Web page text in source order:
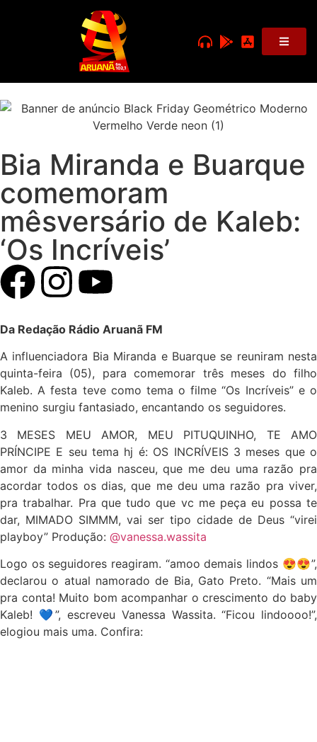
Bia Miranda e Buarque
comemoram
mêsversário de Kaleb:
‘Os Incríveis’
Da Redação Rádio Aruanã FM
A influenciadora Bia Miranda e Buarque se reuniram nesta
quinta-feira (05), para comemorar três meses do filho
Kaleb. A festa teve como tema o filme “Os Incríveis” e o
menino surgiu fantasiado, encantando os seguidores.
3 MESES MEU AMOR, MEU PITUQUINHO, TE AMO
PRÍNCIPE E seu tema hj é: OS INCRÍVEIS 3 meses que o
amor da minha vida nasceu, que me deu uma razão pra
acordar todos os dias, que me deu uma razão pra viver,
pra trabalhar. Pra que tudo que vc me peça eu possa te
dar, MIMADO SIMMM, vai ser tipo cidade de Deus “virei
playboy” Produção: @vanessa.wassita
Logo os seguidores reagiram. “amoo demais lindos 😍😍”,
declarou o atual namorado de Bia, Gato Preto. “Mais um
pra conta! Muito bom acompanhar o crescimento do baby
Kaleb! 💙”, escreveu Vanessa Wassita. “Ficou lindoooo!”,
elogiou mais uma. Confira: